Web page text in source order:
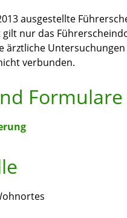
ausgestellte
nur das
ärztliche
verbunden.
Formulare